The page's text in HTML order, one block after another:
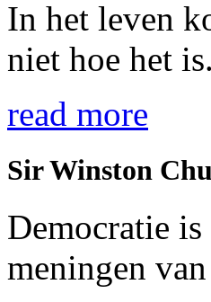
In het leven
niet hoe het is.
read more
Sir Winston
Democratie
meningen